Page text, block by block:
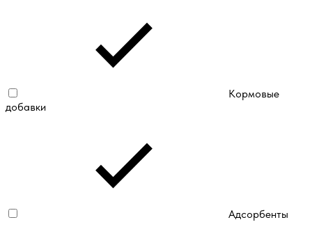
Кормовые
добавки
Адсорбенты